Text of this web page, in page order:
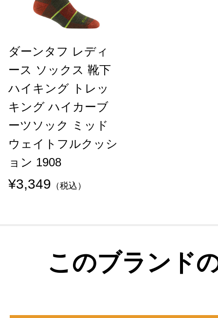
ダーンタフ レディ
ース ソックス 靴下
ハイキング トレッ
キング ハイカーブ
ーツソック ミッド
ウェイトフルクッシ
ョン 1908
¥3,349 （税込）
このブランド